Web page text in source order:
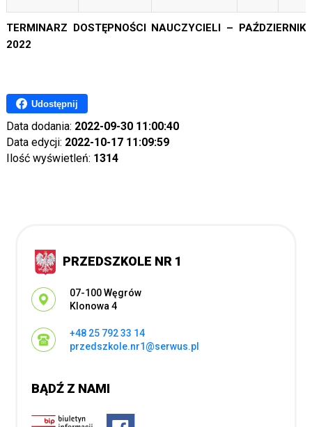
TERMINARZ DOSTĘPNOŚCI NAUCZYCIELI – PAŹDZIERNIK
2022
Udostępnij
Data dodania: 2022-09-30 11:00:40
Data edycji: 2022-10-17 11:09:59
Ilość wyświetleń: 1314
PRZEDSZKOLE NR 1
Adres pocztowy:
07-100 Węgrów
Klonowa 4
+48 25 792 33 14
przedszkole.nr1@serwus.pl
BĄDŹ Z NAMI